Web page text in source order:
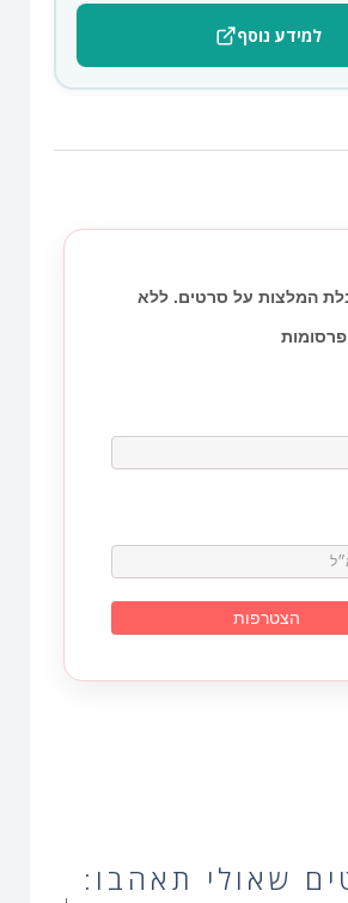
למידע נוסף
המלצות על סרטים. ללא
שאולי תאהבו: